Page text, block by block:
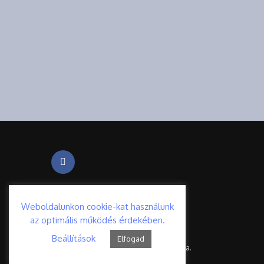
© delpestonline.hu - Minden jog fenntartva.
Weboldalunkon cookie-kat használunk
az optimális működés érdekében.
Beállítások
Elfogad